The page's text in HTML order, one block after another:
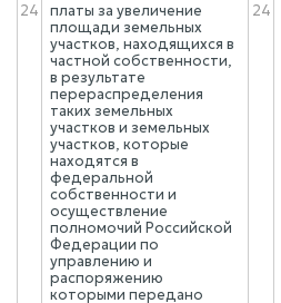
24
платы за увеличение
площади земельных
участков, находящихся в
частной собственности,
в результате
перераспределения
таких земельных
участков и земельных
участков, которые
находятся в
федеральной
собственности и
осуществление
полномочий Российской
Федерации по
управлению и
распоряжению
которыми передано
24